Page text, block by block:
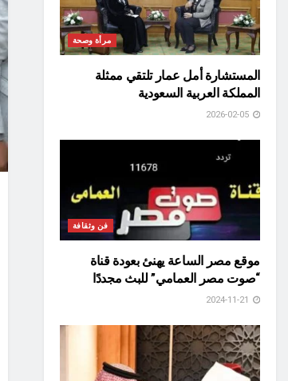
مرأة وصحة
المستشارة أمل عمار تلتقي ممثلة
المملكة العربية السعودية
فن وثقافة
موقع مصر الساعة يهنئ بعودة قناة
“صوت مصر العمامي” للبث مجددًا